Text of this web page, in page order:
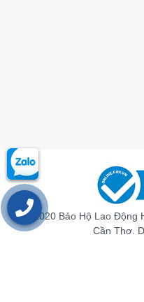
© 2020 Bảo Hộ Lao Động
Cần Thơ.